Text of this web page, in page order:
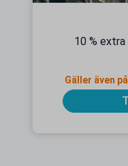
10 %
Gäller även